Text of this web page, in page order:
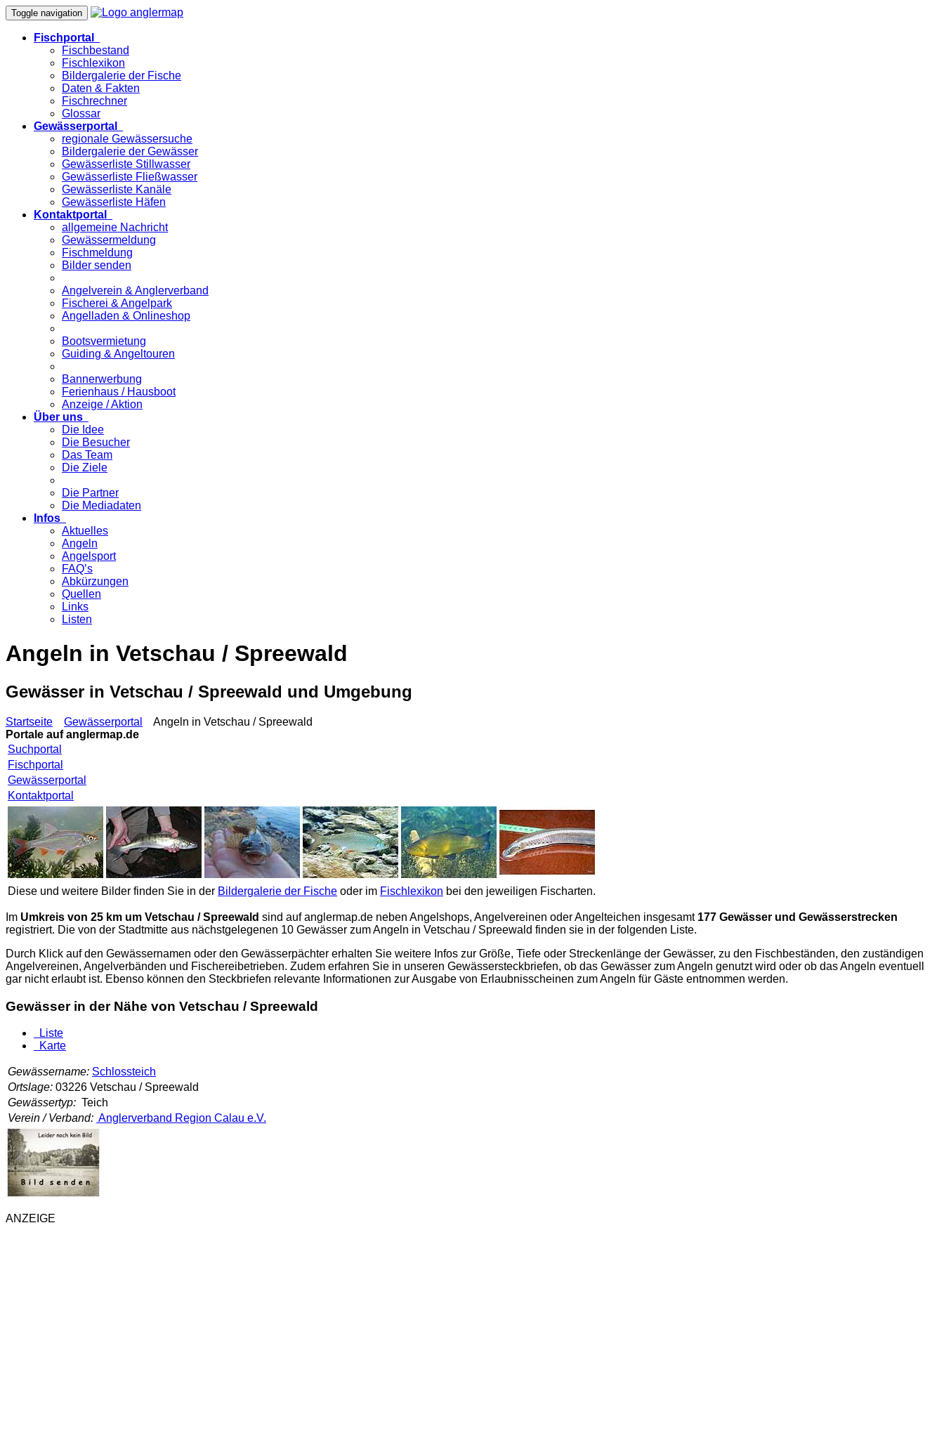
Toggle navigation
Fischportal
Fischbestand
Fischlexikon
Bildergalerie der Fische
Daten & Fakten
Fischrechner
Glossar
Gewässerportal
regionale Gewässersuche
Bildergalerie der Gewässer
Gewässerliste Stillwasser
Gewässerliste Fließwasser
Gewässerliste Kanäle
Gewässerliste Häfen
Kontaktportal
allgemeine Nachricht
Gewässermeldung
Fischmeldung
Bilder senden
Angelverein & Anglerverband
Fischerei & Angelpark
Angelladen & Onlineshop
Bootsvermietung
Guiding & Angeltouren
Bannerwerbung
Ferienhaus / Hausboot
Anzeige / Aktion
Über uns
Die Idee
Die Besucher
Das Team
Die Ziele
Die Partner
Die Mediadaten
Infos
Aktuelles
Angeln
Angelsport
FAQ’s
Abkürzungen
Quellen
Links
Listen
Angeln in Vetschau / Spreewald
Gewässer in Vetschau / Spreewald und Umgebung
Startseite Gewässerportal
Angeln in Vetschau / Spreewald
Portale aufanglermap.de
Suchportal
Fischportal
Gewässerportal
Kontaktportal
Diese und weitere Bilder finden Sie in der Bildergalerie der Fische oder im Fischlexikon bei den jeweiligen Fischarten.
Im Umkreis von 25 km um Vetschau / Spreewald sind aufanglermap.de neben Angelshops, Angelvereinen oder Angelteichen insgesamt 177 Gewässer und Gewässerstrecken
registriert. Die von der Stadtmitte aus nächstgelegenen 10 Gewässer zum Angeln in Vetschau / Spreewald finden sie in der folgenden Liste.
Durch Klick auf den Gewässernamen oder den Gewässerpächter erhalten Sie weitere Infos zur Größe, Tiefe oder Streckenlänge der Gewässer, zu den Fischbeständen, den zuständigen
Angelvereinen, Angelverbänden und Fischereibetrieben. Zudem erfahren Sie in unseren Gewässersteckbriefen, ob das Gewässer zum Angeln genutzt wird oder ob das Angeln eventuell
gar nicht erlaubt ist. Ebenso können den Steckbriefen relevante Informationen zur Ausgabe von Erlaubnisscheinen zum Angeln für Gäste entnommen werden.
Gewässer in der Nähe von Vetschau / Spreewald
Liste
Karte
Gewässername: Schlossteich
Ortslage: 03226 Vetschau / Spreewald
Gewässertyp: Teich
Verein / Verband: Anglerverband Region Calau e.V.
ANZEIGE